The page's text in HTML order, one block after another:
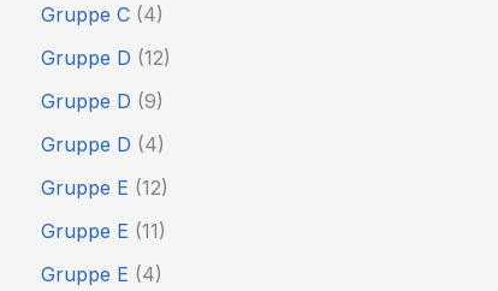
Gruppe C (4)
Gruppe D (12)
Gruppe D (9)
Gruppe D (4)
Gruppe E (12)
Gruppe E (11)
Gruppe E (4)